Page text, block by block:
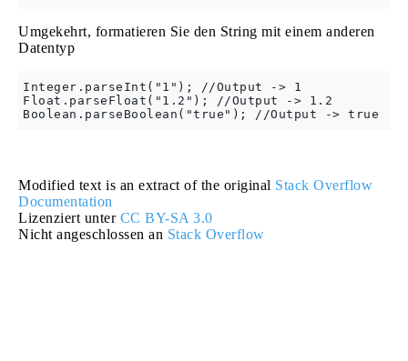
Umgekehrt, formatieren Sie den String mit einem anderen
Datentyp
Integer.parseInt("1"); //Output -> 1
Float.parseFloat("1.2"); //Output -> 1.2
Modified text is an extract of the original Stack Overflow
Documentation
Lizenziert unter CC BY-SA 3.0
Nicht angeschlossen an Stack Overflow